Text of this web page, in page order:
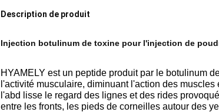
Description de produit
Injection botulinum de toxine pour l'injection de
HYAMELY est un peptide produit par le botulinum
l'activité musculaire, diminuant l'action des
l'abd lisse le regard des lignes et des rides
entre les fronts, les pieds de corneilles autour des